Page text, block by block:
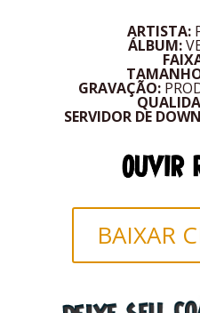
ARTISTA:
ÁLBUM:
GRAVAÇÃO:
SERVIDOR DE
BAIXAR